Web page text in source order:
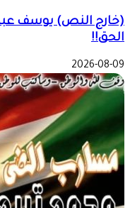
(خارج النص) يوسف عبد
الحق!!
2026-08-09